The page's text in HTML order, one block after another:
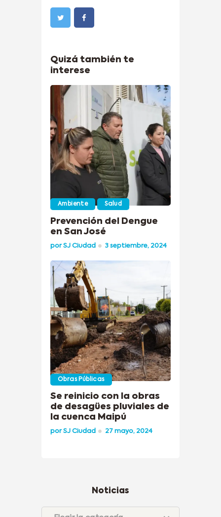
Quizá también te
interese
Ambiente Salud
Prevención del Dengue
en San José
porSJ Ciudad 3 septiembre, 2024
Obras Públicas
Se reinicio con la obras
de desagües pluviales de
la cuenca Maipú
porSJ Ciudad 27 mayo, 2024
Noticias